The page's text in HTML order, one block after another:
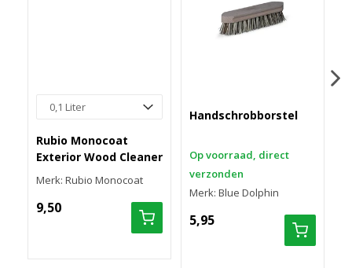
Rubio Monocoat
Exterior Wood Cleaner
Merk: Rubio Monocoat
9,50
Handschrobborstel
Op voorraad, direct
verzonden
Merk: Blue Dolphin
5,95